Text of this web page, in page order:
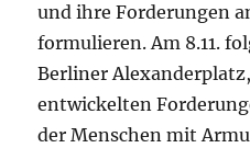
und ihre Forderungen
formulieren. Am 8.11.
Berliner
entwickelten
der Menschen mit